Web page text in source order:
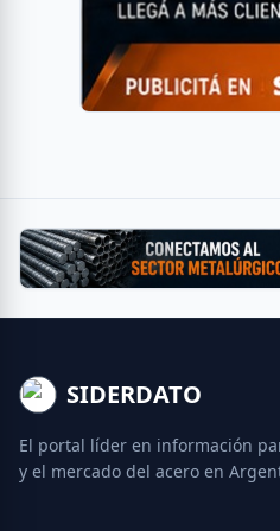
SIDERDATO
El portal líder en información
y el mercado del acero en